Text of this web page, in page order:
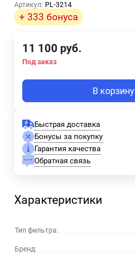
Артикул: PL-3214
+ 333 бонуса
11 100 руб.
Под заказ
В корзину
Быстрая доставка
Бонусы за покупку
Гарантия качества
Обратная связь
Характеристики
Тип фильтра:
Бренд: